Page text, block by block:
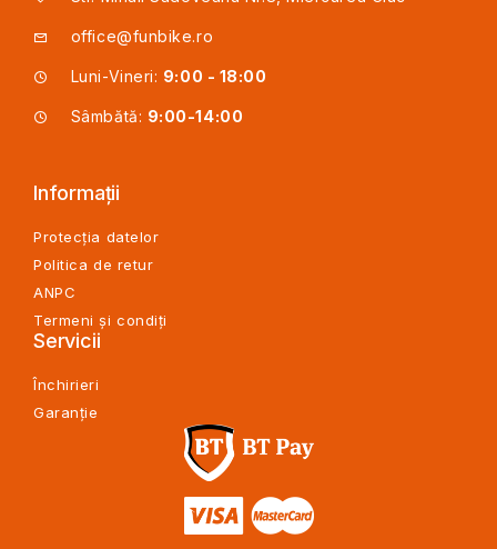
office@funbike.ro
Luni-Vineri: 9:00 - 18:00
Sâmbătă: 9:00-14:00
Informații
Protecția datelor
Politica de retur
ANPC
Termeni și condiți
Servicii
Închirieri
Garanție